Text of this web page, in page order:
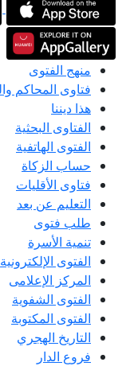
منهج الفتوى
فتاوى المحاكم
هذا ديننا
الفتاوى البحثية
الفتوى الهاتفية
حساب الزكاة
فتاوى الأقليات
التعليم عن بعد
طلب فتوى
تنمية الأسرة
الفتوى الإلكترونية
المركز الإعلامى
الفتوى الشفوية
الفتوى المكتوبة
التاريخ الهجري
فروع الدار